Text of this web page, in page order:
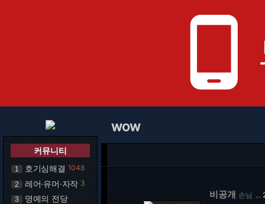
phone_android
커뮤니티
1 호기심해결 1048
2 레어·유머·자작 3
3 명예의 전당
WOW
비공개 손님 …